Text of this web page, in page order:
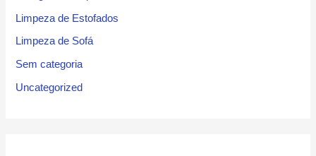
Limpeza de Estofados
Limpeza de Sofá
Sem categoria
Uncategorized